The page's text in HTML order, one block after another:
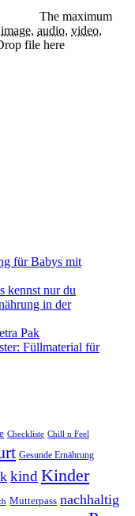
The maximum
image, audio, video,
file here
für Babys mit
kennst nur du
in der
Pak
Füllmaterial für
Checkliste Chill n Feel
Gesunde Ernährung
kindKinder
Mutterpass nachhaltig